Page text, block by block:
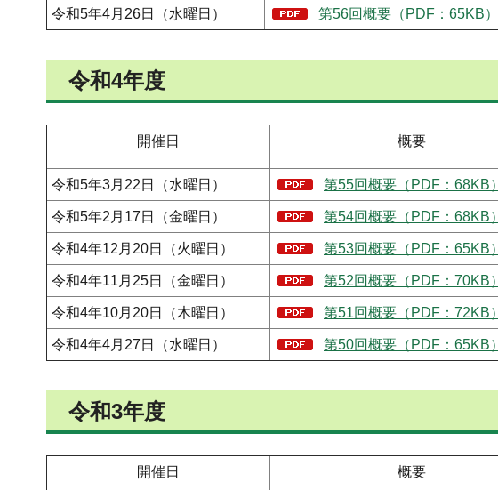
令和5年4月26日（水曜日） 第56回概要（PDF：65KB）
令和4年度
開催日 概要
令和5年3月22日（水曜日） 第55回概要（PDF：68KB）
令和5年2月17日（金曜日） 第54回概要（PDF：68KB）
令和4年12月20日（火曜日） 第53回概要（PDF：65KB）
令和4年11月25日（金曜日） 第52回概要（PDF：70KB）
令和4年10月20日（木曜日） 第51回概要（PDF：72KB）
令和4年4月27日（水曜日） 第50回概要（PDF：65KB）
令和3年度
開催日 概要